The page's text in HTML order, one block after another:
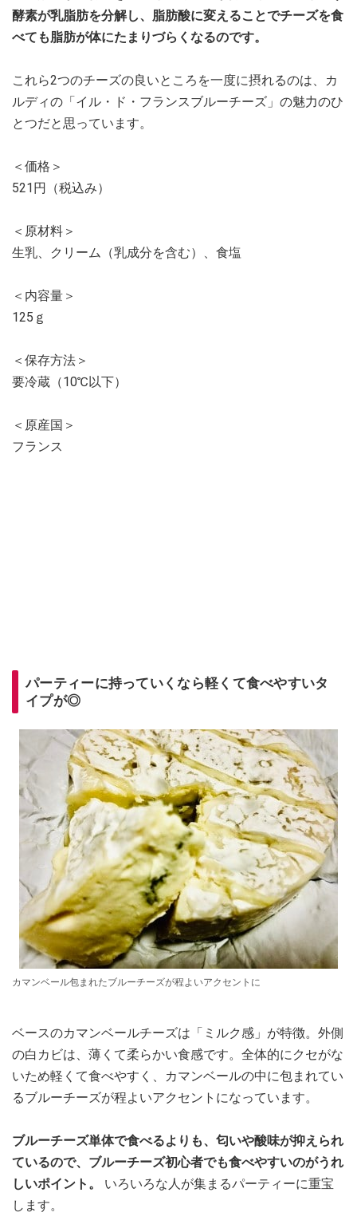
酵素が乳脂肪を分解し、脂肪酸に変えることでチーズを食
べても脂肪が体にたまりづらくなるのです。
これら2つのチーズの良いところを一度に摂れるのは、カ
ルディの「イル・ド・フランスブルーチーズ」の魅力のひ
とつだと思っています。
＜価格＞
521円（税込み）
＜原材料＞
生乳、クリーム（乳成分を含む）、食塩
＜内容量＞
125ｇ
＜保存方法＞
要冷蔵（10℃以下）
＜原産国＞
フランス
パーティーに持っていくなら軽くて食べやすいタ
イプが◎
カマンベール包まれたブルーチーズが程よいアクセントに
ベースのカマンベールチーズは「ミルク感」が特徴。外側
の白カビは、薄くて柔らかい食感です。全体的にクセがな
いため軽くて食べやすく、カマンベールの中に包まれてい
るブルーチーズが程よいアクセントになっています。
ブルーチーズ単体で食べるよりも、匂いや酸味が抑えられ
ているので、ブルーチーズ初心者でも食べやすいのがうれ
しいポイント。
いろいろな人が集まるパーティーに重宝
します。